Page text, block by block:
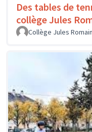
Des tables de
collège Jules
Collège Jules